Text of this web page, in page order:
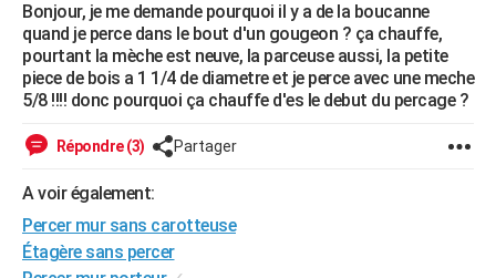
Essais
Réserver un essai
Citadines
Berlines
SUV
Forum auto
+HIGH-TECH
Mobiles
Meilleur smartphone
Internet
Ordinateurs
Jeux vidéo
Guide high-tech
+BRICOLAGE
Forum
Aménagement intérieur
Extérieur
Cuisine
Salle de bains
Jardinage
Rangement
Guides de France
Escapades
Patrimoine
Expositions
Musées
Week-end nature
Art de vivre
Bien-être
Loisirs
Mode
Modes de vie
Alimentation
Guide de la santé
Maladies
Médicaments
Sommeil
VOYAGE
Bonjour, je me demande pourquoi il y a de la boucanne
quand je perce dans le bout d'un gougeon ? ça chauffe,
pourtant la mèche est neuve, la parceuse aussi, la petite
piece de bois a 1 1/4 de diametre et je perce avec une meche
5/8 !!!! donc pourquoi ça chauffe d'es le debut du percage ?
Répondre (3) Partager
A voir également:
Percer mur sans carotteuse
Étagère sans percer